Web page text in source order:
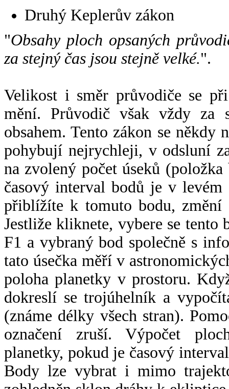
Druhý Keplerův zákon
"Obsahy ploch opsaných
za stejný čas jsou stejně velké.".
Velikost i směr průvodiče se
mění. Průvodič však vždy za
obsahem. Tento zákon se někdy
pohybují nejrychleji, v odsluní
na zvolený počet úseků
časový interval bodů je v
přiblížíte k tomuto bodu,
Jestliže kliknete, vybere se tento
F1 a vybraný bod společně s
tato úsečka měří v
poloha planetky v prostoru.
dokreslí se trojúhelník a
(známe délky všech stran).
označení zruší. Výpočet
planetky, pokud je časový
Body lze vybrat i mimo